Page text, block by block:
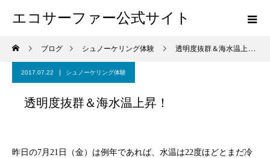
エコサーファー公式サイト
ブログ シュノーケリング体験 透明度抜群＆海水温上昇！
2017.07.22 シュノーケリング体験
透明度抜群＆海水温上昇！
昨日の7月21日（金）は例年であれば、水温は22度ほどとまだ冷